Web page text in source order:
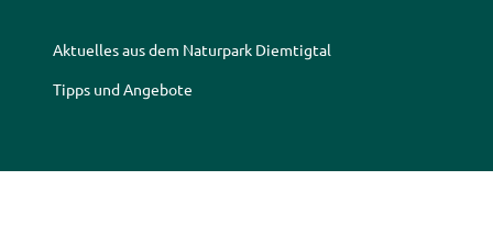
Aktuelles aus dem Naturpark Diemtigtal
Tipps und Angebote